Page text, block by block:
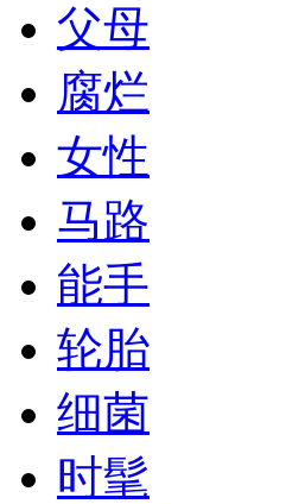
父母
腐烂
女性
马路
能手
轮胎
细菌
时髦